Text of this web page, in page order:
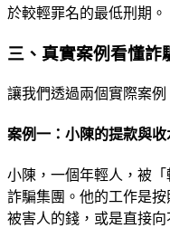
於較輕罪名的最低刑期。
三、真實案例看懂詐
讓我們透過兩個實際案
案例一：小陳的提款與收
小陳，一個年輕人，被
詐騙集團。他的工作是
被害人的錢，或是直接